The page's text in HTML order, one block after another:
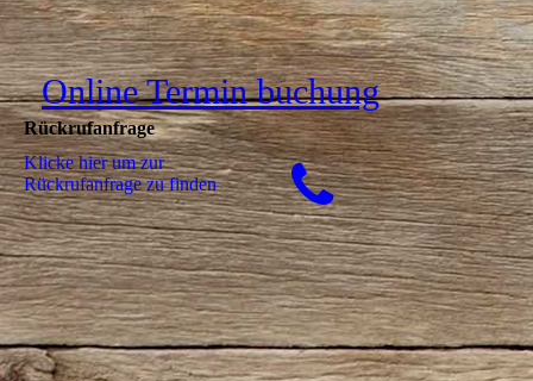
Online Termin buchung
Rückrufanfrage
Klicke hier um zur
Rückrufanfrage zu finden